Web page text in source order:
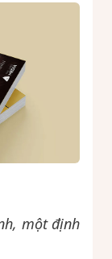
một định